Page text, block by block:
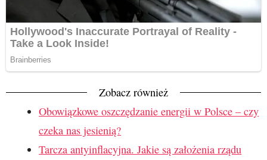
Zobacz również
Obowiązkowe oszczędzanie energii w Polsce – czy
czeka nas jesienią?
Tarcza antyinflacyjna. Jakie są założenia rządu